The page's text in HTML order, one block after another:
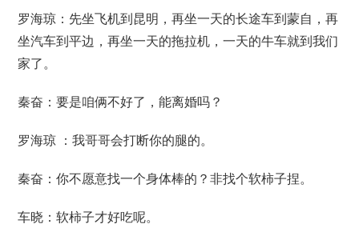
罗海琼：先坐飞机到昆明，再坐一天的长途车到蒙自，再
坐汽车到平边，再坐一天的拖拉机，一天的牛车就到我们
家了。
秦奋：要是咱俩不好了，能离婚吗？
罗海琼 ：我哥哥会打断你的腿的。
秦奋：你不愿意找一个身体棒的？非找个软柿子捏。
车晓：软柿子才好吃呢。